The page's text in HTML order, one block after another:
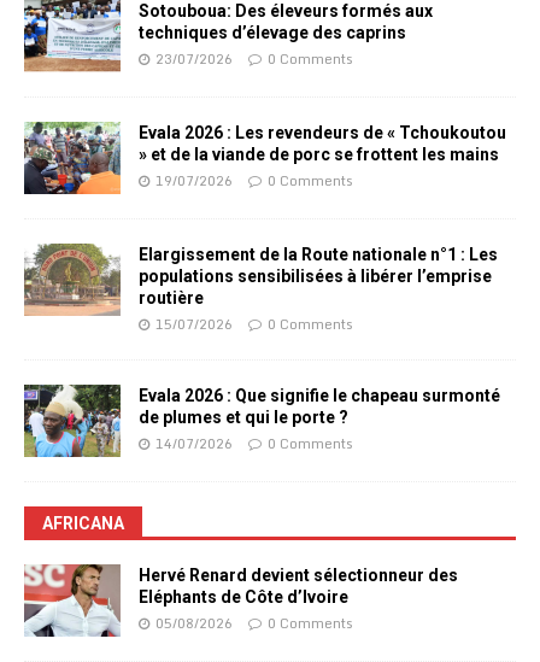
Sotouboua: Des éleveurs formés aux
techniques d’élevage des caprins
23/07/2026 0 Comments
Evala 2026 : Les revendeurs de « Tchoukoutou
» et de la viande de porc se frottent les mains
19/07/2026 0 Comments
Elargissement de la Route nationale n°1 : Les
populations sensibilisées à libérer l’emprise
routière
15/07/2026 0 Comments
Evala 2026 : Que signifie le chapeau surmonté
de plumes et qui le porte ?
14/07/2026 0 Comments
AFRICANA
Hervé Renard devient sélectionneur des
Eléphants de Côte d’Ivoire
05/08/2026 0 Comments